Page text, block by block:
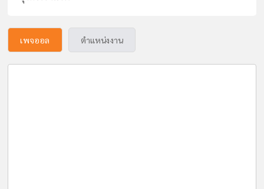
เพจออล ตำแหน่งงาน